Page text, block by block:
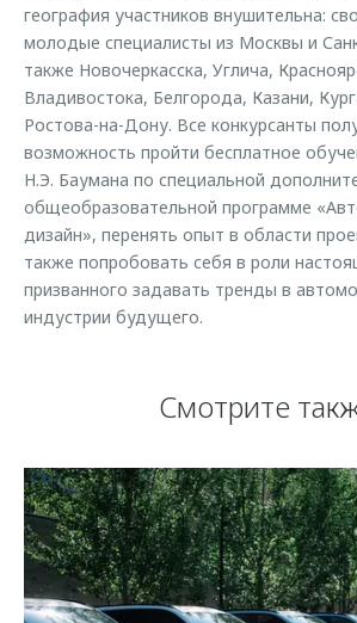
география участников внушительна:
молодые специалисты из Москвы и
также Новочеркасска, Углича,
Владивостока, Белгорода, Казани,
Ростова-на-Дону. Все конкурсанты
возможность пройти бесплатное
Н.Э. Баумана по специальной
общеобразовательной программе
дизайн», перенять опыт в области
также попробовать себя в роли
призванного задавать тренды в
индустрии будущего.
Смотрите